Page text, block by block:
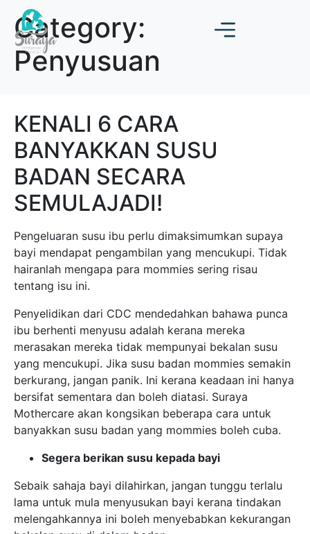
Category:
Penyusuan
KENALI 6 CARA
BANYAKKAN SUSU
BADAN SECARA
SEMULAJADI!
Pengeluaran susu ibu perlu dimaksimumkan supaya
bayi mendapat pengambilan yang mencukupi. Tidak
hairanlah mengapa para mommies sering risau
tentang isu ini.
Penyelidikan dari CDC mendedahkan bahawa punca
ibu berhenti menyusu adalah kerana mereka
merasakan mereka tidak mempunyai bekalan susu
yang mencukupi. Jika susu badan mommies semakin
berkurang, jangan panik. Ini kerana keadaan ini hanya
bersifat sementara dan boleh diatasi. Suraya
Mothercare akan kongsikan beberapa cara untuk
banyakkan susu badan yang mommies boleh cuba.
Segera berikan susu kepada bayi
Sebaik sahaja bayi dilahirkan, jangan tunggu terlalu
lama untuk mula menyusukan bayi kerana tindakan
melengahkannya ini boleh menyebabkan kekurangan